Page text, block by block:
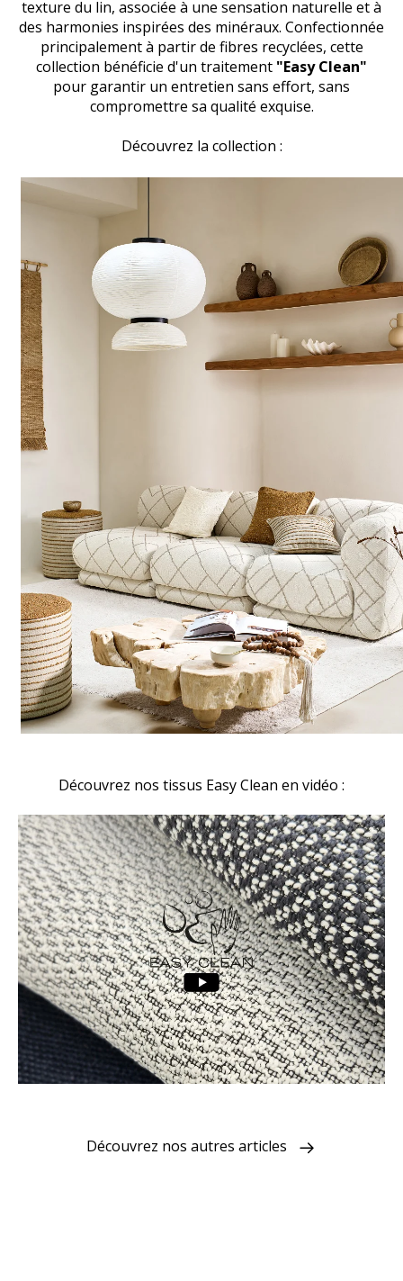
texture du lin, associée à une sensation naturelle et à
des harmonies inspirées des minéraux. Confectionnée
principalement à partir de fibres recyclées, cette
collection bénéficie d'un traitement "Easy Clean"
pour garantir un entretien sans effort, sans
compromettre sa qualité exquise.
Découvrez la collection :
Découvrez nos tissus Easy Clean en vidéo :
Découvrez nos autres articles